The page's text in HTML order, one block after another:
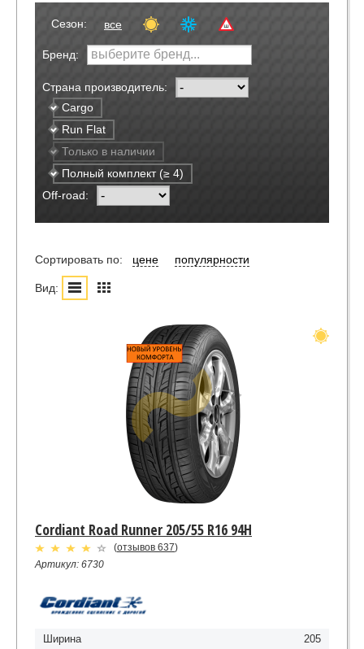
Сезон: все
Бренд:
Страна производитель:
Cargo
Run Flat
Только в наличии
Полный комплект (≥ 4)
Off-road:
Сортировать по: цене популярности
Вид:
Cordiant Road Runner 205/55 R16 94H
(отзывов 637)
Артикул: 6730
Ширина
205